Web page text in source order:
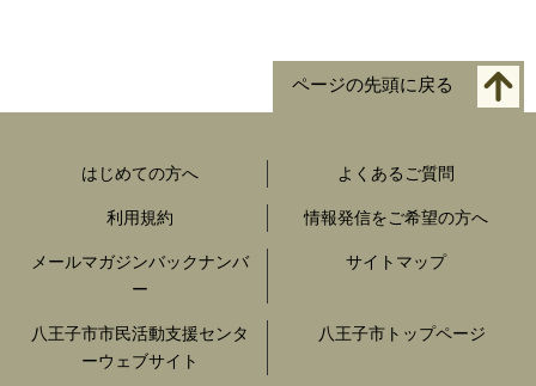
ページの先頭に戻る
はじめての方へ よくあるご質問
利用規約 情報発信をご希望の方へ
メールマガジンバックナンバ
ー
サイトマップ
八王子市市民活動支援センタ
ーウェブサイト
八王子市トップページ